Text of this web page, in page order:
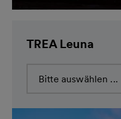
TREA Leuna
Bitte auswählen ...